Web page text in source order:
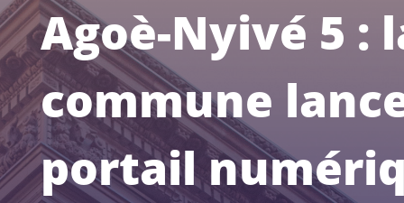
Agoè-Nyivé 5 :
commune
portail